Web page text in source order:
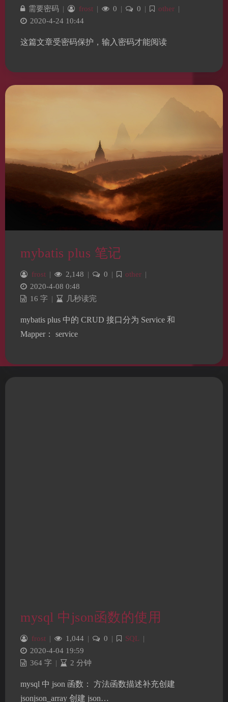
需要密码 | frost | 0 | 0 | other |
2020-4-24 10:44
这篇文章受密码保护，输入密码才能阅读
mybatis plus 笔记
frost | 2,148 | 0 | other |
2020-4-08 0:48
16 字 | 几秒读完
mybatis plus 中的 CRUD 接口分为 Service 和
Mapper： service
mysql 中json函数的使用
frost | 1,044 | 0 | SQL |
2020-4-04 19:59
364 字 | 2 分钟
mysql 中 json 函数： 方法函数描述补充创建
jsonjson_array 创建 json…